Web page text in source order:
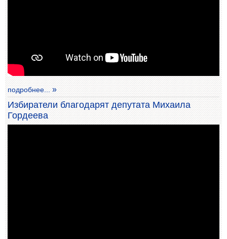
подробнее...
Избиратели благодарят депутата Михаила
Гордеева